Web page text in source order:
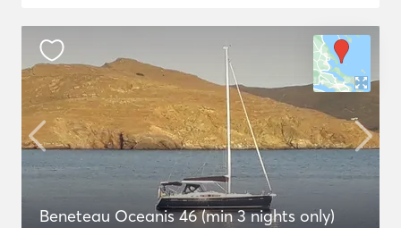
Beneteau Oceanis 46 (min 3 nights only)